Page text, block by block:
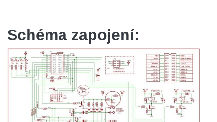
Schéma zapojení: